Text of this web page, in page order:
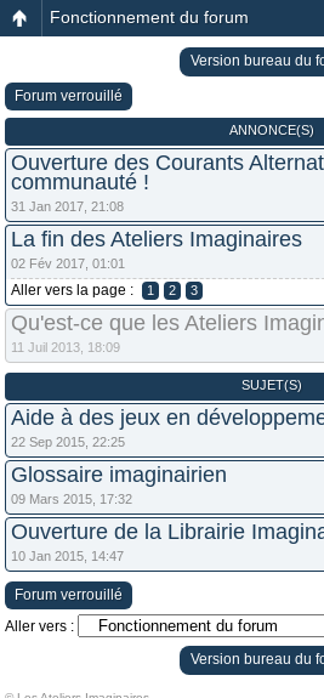
Fonctionnement du forum
Version bureau du
Forum verrouillé
ANNONCE(S)
Ouverture des Courants
communauté !
31 Jan 2017, 21:08
La fin des Ateliers Imaginaires
02 Fév 2017, 01:01
Aller vers la page : 1 2 3
Qu'est-ce que les Ateliers
11 Juil 2013, 18:09
SUJET(S)
Aide à des jeux en
22 Sep 2015, 22:25
Glossaire imaginairien
09 Mars 2015, 17:32
Ouverture de la Librairie
10 Jan 2015, 14:47
Forum verrouillé
Aller vers :
Version bureau du